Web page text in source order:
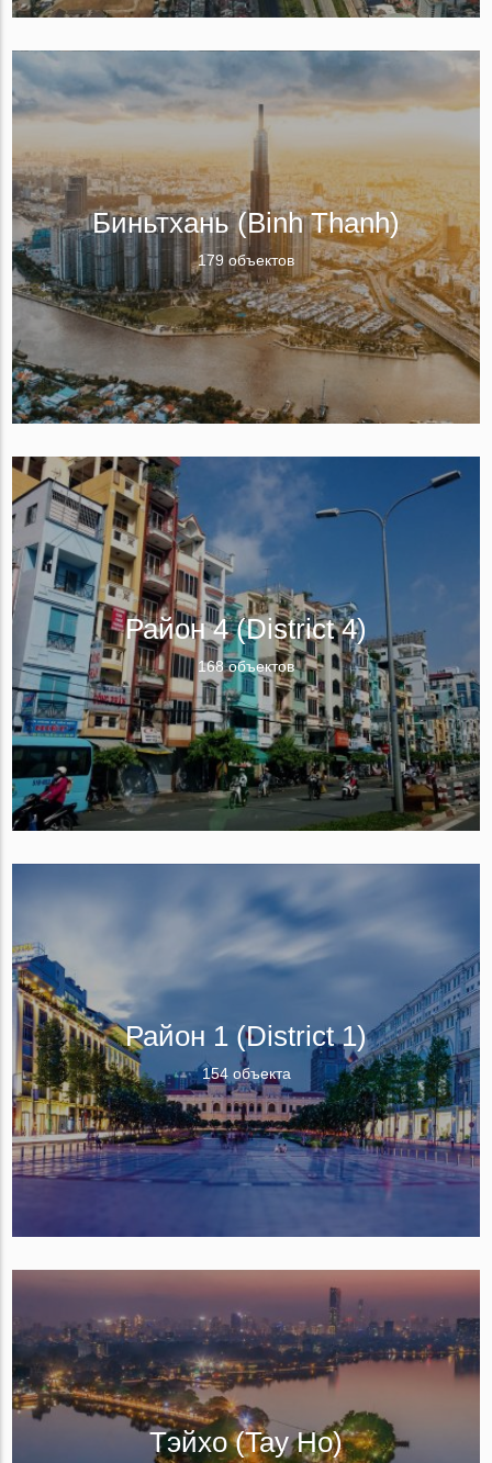
Биньтхань (Binh Thanh)
179 объектов
Район 4 (District 4)
168 объектов
Район 1 (District 1)
154 объекта
Тэйхо (Tay Ho)